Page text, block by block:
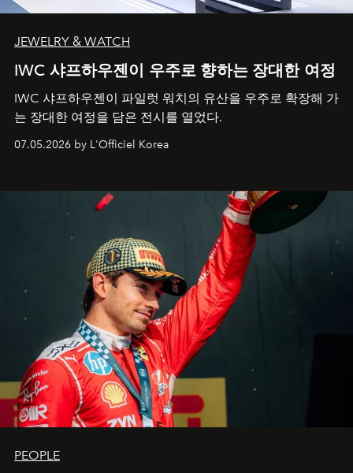
JEWELRY & WATCH
IWC 샤프하우젠이 우주로 향하는 장대한 여정
IWC 샤프하우젠이 파일럿 워치의 유산을 우주로 확장해 가
는 장대한 여정을 담은 전시를 열었다.
07.05.2026 by L'Officiel Korea
PEOPLE